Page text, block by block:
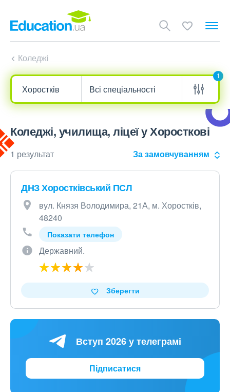
Коледжі
1
Коледжі, училища, ліцеї у Хоросткові
1 результат За замовчуванням
ДНЗ Хоростківський ПСЛ
вул. Князя Володимира, 21А, м. Хоростків,
48240
Показати телефон
Державний.
Зберегти
Вступ 2026 у телеграмі
Підписатися